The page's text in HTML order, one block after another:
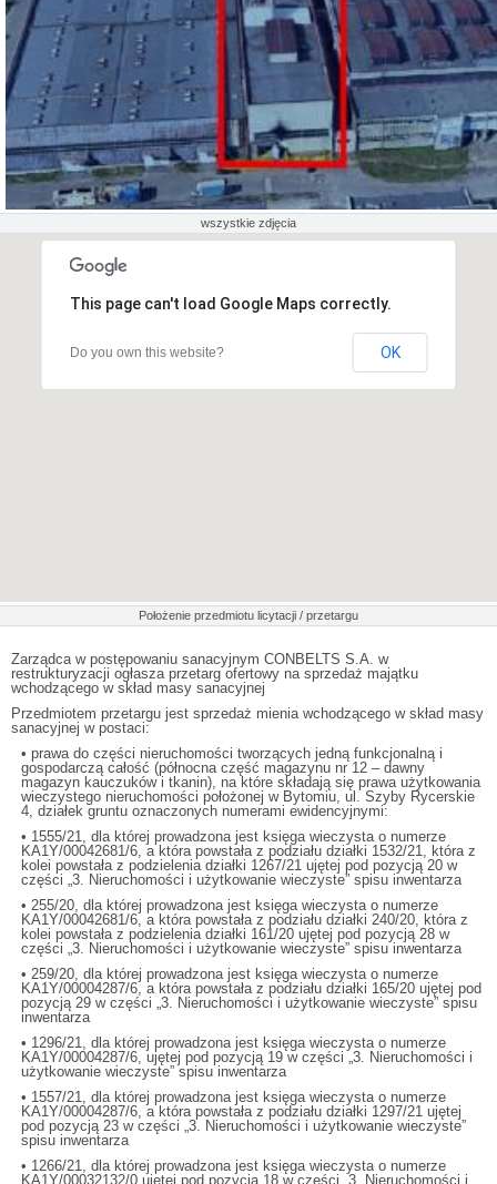
wszystkie zdjęcia
This page can't load Google Maps correctly.
Do you own this website? OK
Położenie przedmiotu licytacji / przetargu
Zarządca w postępowaniu sanacyjnym CONBELTS S.A. w
restrukturyzacji ogłasza przetarg ofertowy na sprzedaż majątku
wchodzącego w skład masy sanacyjnej
Przedmiotem przetargu jest sprzedaż mienia wchodzącego w skład masy
sanacyjnej w postaci:
• prawa do części nieruchomości tworzących jedną funkcjonalną i
gospodarczą całość (północna część magazynu nr 12 – dawny
magazyn kauczuków i tkanin), na które składają się prawa użytkowania
wieczystego nieruchomości położonej w Bytomiu, ul. Szyby Rycerskie
4, działek gruntu oznaczonych numerami ewidencyjnymi:
• 1555/21, dla której prowadzona jest księga wieczysta o numerze
KA1Y/00042681/6, a która powstała z podziału działki 1532/21, która z
kolei powstała z podzielenia działki 1267/21 ujętej pod pozycją 20 w
części „3. Nieruchomości i użytkowanie wieczyste” spisu inwentarza
• 255/20, dla której prowadzona jest księga wieczysta o numerze
KA1Y/00042681/6, a która powstała z podziału działki 240/20, która z
kolei powstała z podzielenia działki 161/20 ujętej pod pozycją 28 w
części „3. Nieruchomości i użytkowanie wieczyste” spisu inwentarza
• 259/20, dla której prowadzona jest księga wieczysta o numerze
KA1Y/00004287/6, a która powstała z podziału działki 165/20 ujętej pod
pozycją 29 w części „3. Nieruchomości i użytkowanie wieczyste” spisu
inwentarza
• 1296/21, dla której prowadzona jest księga wieczysta o numerze
KA1Y/00004287/6, ujętej pod pozycją 19 w części „3. Nieruchomości i
użytkowanie wieczyste” spisu inwentarza
• 1557/21, dla której prowadzona jest księga wieczysta o numerze
KA1Y/00004287/6, a która powstała z podziału działki 1297/21 ujętej
pod pozycją 23 w części „3. Nieruchomości i użytkowanie wieczyste”
spisu inwentarza
• 1266/21, dla której prowadzona jest księga wieczysta o numerze
KA1Y/00032132/0 ujętej pod pozycją 18 w części „3. Nieruchomości i